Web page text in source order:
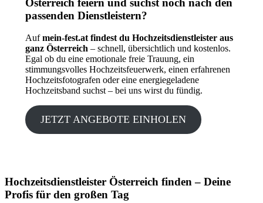
Österreich feiern und suchst noch nach den
passenden Dienstleistern?
Aufmein-fest.at findest du Hochzeitsdienstleister aus
ganz Österreich– schnell, übersichtlich und kostenlos.
Egal ob du eine emotionale freie Trauung, ein
stimmungsvolles Hochzeitsfeuerwerk, einen erfahrenen
Hochzeitsfotografen oder eine energiegeladene
Hochzeitsband suchst – bei uns wirst du fündig.
JETZT ANGEBOTE EINHOLEN
Hochzeitsdienstleister Österreich finden – Deine
Profis für den großen Tag